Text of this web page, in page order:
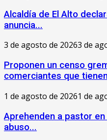
‎Alcaldía de El Alto
anuncia...
3 de agosto de 20263 de
Proponen un censo
comerciantes que
1 de agosto de 20261 de
Aprehenden a pastor
abuso...